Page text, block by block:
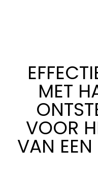
MET
VOOR
VAN